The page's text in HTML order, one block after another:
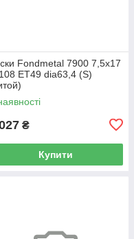
Fondmetal 7900 7,5x17
ET49 dia63,4 (S)
₴
Купити